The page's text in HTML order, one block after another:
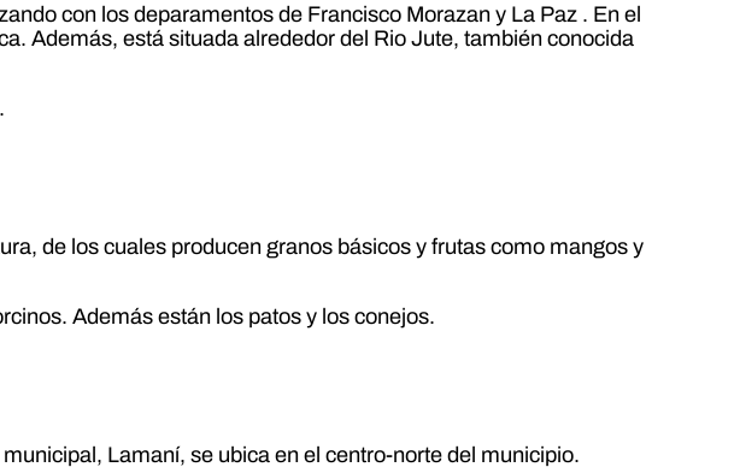
con los deparamentos de Francisco Morazan y La Paz . En el
Además, está situada alrededor del Rio Jute, también conocida
de los cuales producen granos básicos y frutas como mangos y
Además están los patos y los conejos.
Lamaní, se ubica en el centro-norte del municipio.